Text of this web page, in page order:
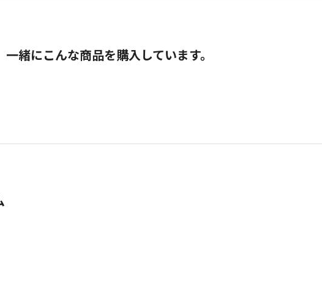
緒にこんな商品を購入しています。